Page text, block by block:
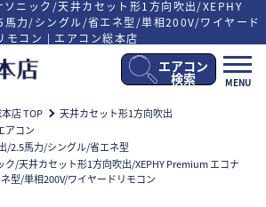
ニック/天井カセット形1方向吹出/XEPHY
力/シングル/省エネ型/単相200V/ワイヤード
モコン | エアコン総本店
メ
ニ
MENU
エアコン
検索
店 TOP
天井カセット形1方向吹出
アコン
/2.5馬力/シングル/省エネ型
ク/天井カセット形1方向吹出/XEPHY Premium エコナ
型/単相200V/ワイヤードリモコン